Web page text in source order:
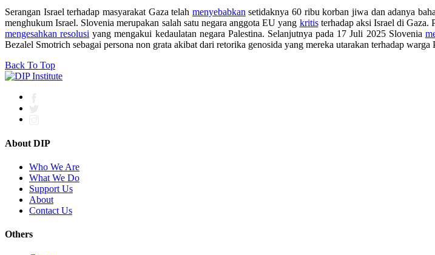
Serangan Israelterhadap masyarakatGaza telah menyebabkan setidaknya 60 ribu korbanjiwa dan adanya
menghukum Israel. Sloveniamerupakan salah satu negara anggota EU yang kritis terhadapaksi Israeldi Gaza.
mengesahkan resolusi yangmengakui kedaulatan negara Palestina. Selanjutnya pada 17Juli 2025 Slovenia
Bezalel Smotrich sebagai persona non grata akibat dari retorika genosida yang mereka utarakan terhadap warga
Back To Top
About DIP
Who We Are
What We Do
Support Us
About
Contact Us
Others